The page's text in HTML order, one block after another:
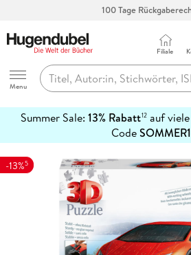
Abholung in über 100
Hugendubel
Menu
Filiale
Summer Sale: 13% Rabatt12auf
Code
erfahren
-13%5